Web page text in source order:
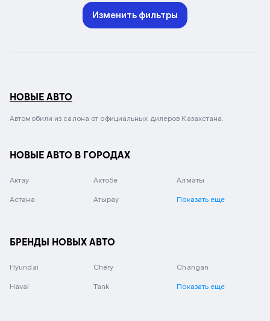
Изменить фильтры
НОВЫЕ АВТО
Автомобили из салона от официальных дилеров Казахстана.
НОВЫЕ АВТО В ГОРОДАХ
Актау Актобе Алматы
Астана Атырау Показать еще
БРЕНДЫ НОВЫХ АВТО
Hyundai Chery Changan
Haval Tank Показать еще